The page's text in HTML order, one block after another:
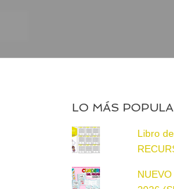
LO MÁS
Libro